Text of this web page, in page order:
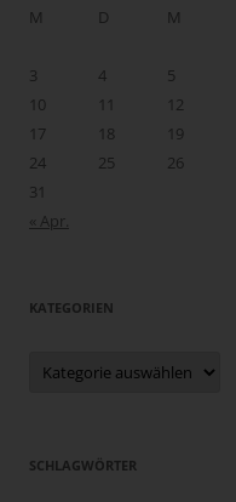
M
D M
3
4 5
10
11 12
17
18 19
24
25 26
31
« Apr.
KATEGORIEN
SCHLAGWÖRTER